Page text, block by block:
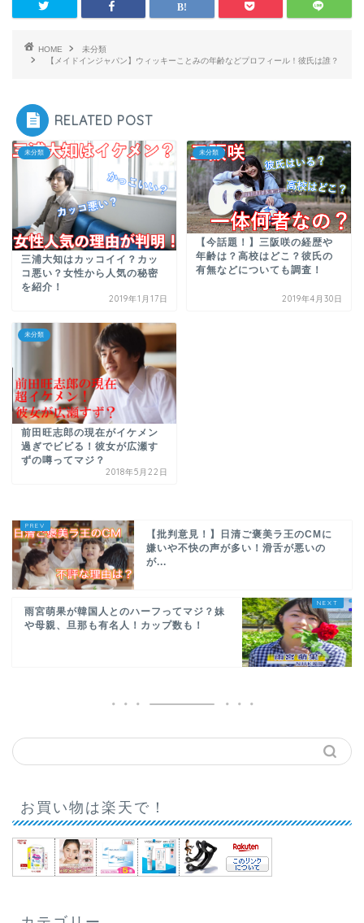
HOME
未分類
【メイドインジャパン】ウィッキーことみの年齢などプロフィール！彼氏は誰？
RELATED POST
未分類
三浦大知はカッコイイ？カッ
コ悪い？女性から人気の秘密
を紹介！
2019年1月17日
未分類
【今話題！】三阪咲の経歴や
年齢は？高校はどこ？彼氏の
有無などについても調査！
2019年4月30日
未分類
前田旺志郎の現在がイケメン
過ぎでビビる！彼女が広瀬す
ずの噂ってマジ？
2018年5月22日
【批判意見！】日清ご褒美ラ王のCMに
嫌いや不快の声が多い！滑舌が悪いの
が...
雨宮萌果が韓国人とのハーフってマジ？妹
や母親、旦那も有名人！カップ数も！
お買い物は楽天で！